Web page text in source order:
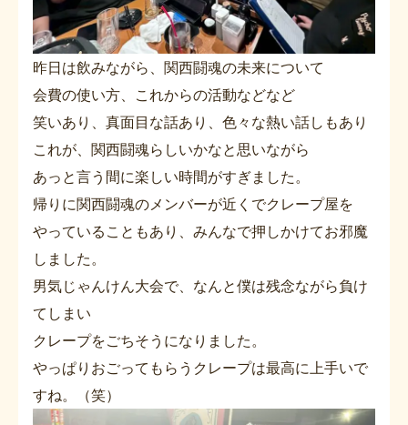
昨日は飲みながら、関西闘魂の未来について
会費の使い方、これからの活動などなど
笑いあり、真面目な話あり、色々な熱い話しもあり
これが、関西闘魂らしいかなと思いながら
あっと言う間に楽しい時間がすぎました。
帰りに関西闘魂のメンバーが近くでクレープ屋を
やっていることもあり、みんなで押しかけてお邪魔
しました。
男気じゃんけん大会で、なんと僕は残念ながら負け
てしまい
クレープをごちそうになりました。
やっぱりおごってもらうクレープは最高に上手いで
すね。（笑）